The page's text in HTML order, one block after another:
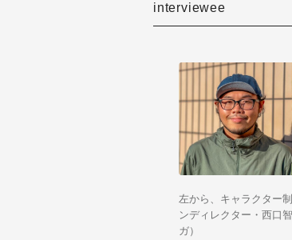
interviewee
左から、キャラクター
ンディレクター・西口
ガ）